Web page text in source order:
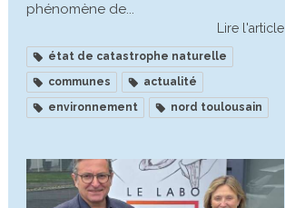
phénomène de...
Lire l'article
état de catastrophe naturelle
communes
actualité
environnement
nord toulousain